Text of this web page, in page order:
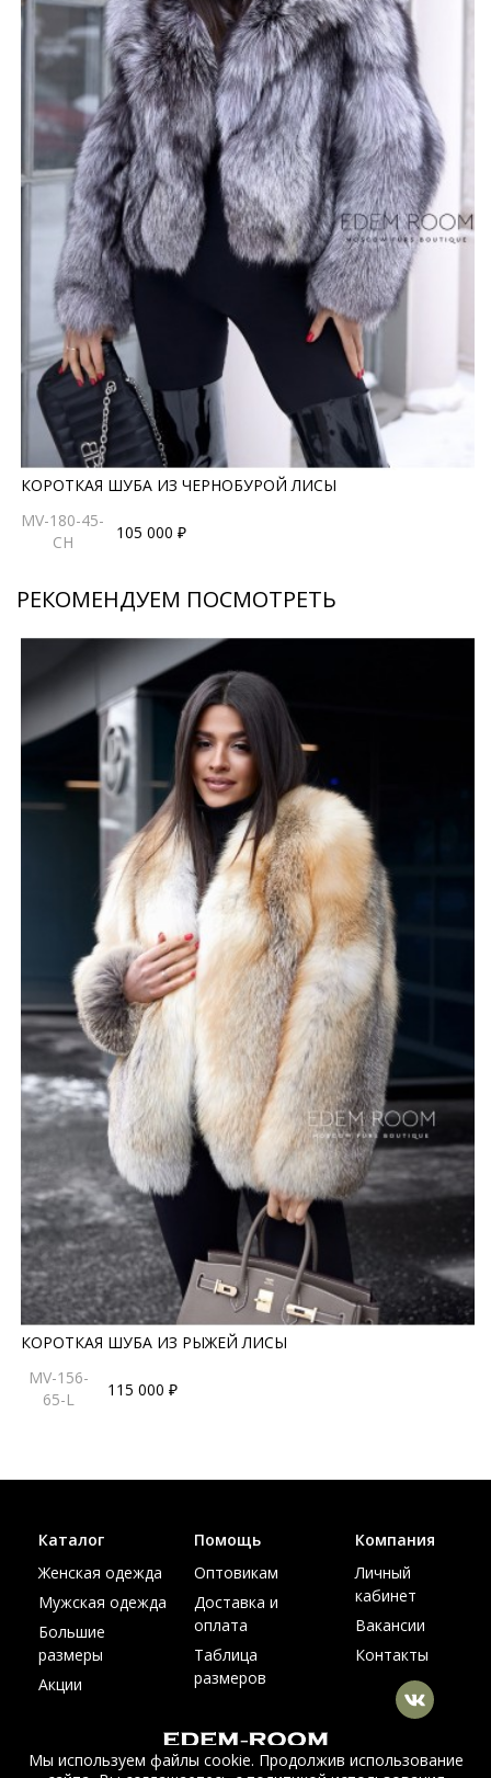
Короткая длина - это очень стильно и современно. К
модели можно подобрать высокие сапоги на тонком
каблуке, что будет смотреться выразительно и
интересно.
*описание несет информационный характер, состав и
правила ухода могут быть изменены производителем
КОРОТКАЯ ШУБА ИЗ ЧЕРНОБУРОЙ ЛИСЫ
MV-180-45-
CH
105 000 ₽
РЕКОМЕНДУЕМ ПОСМОТРЕТЬ
КОРОТКАЯ ШУБА ИЗ РЫЖЕЙ ЛИСЫ
MV-156-
65-L
115 000 ₽
Каталог
Женская одежда
Мужская одежда
Большие
размеры
Акции
Помощь
Оптовикам
Доставка и
оплата
Таблица
размеров
Компания
Личный
кабинет
Вакансии
Контакты
Мы используем файлы cookie. Продолжив использование